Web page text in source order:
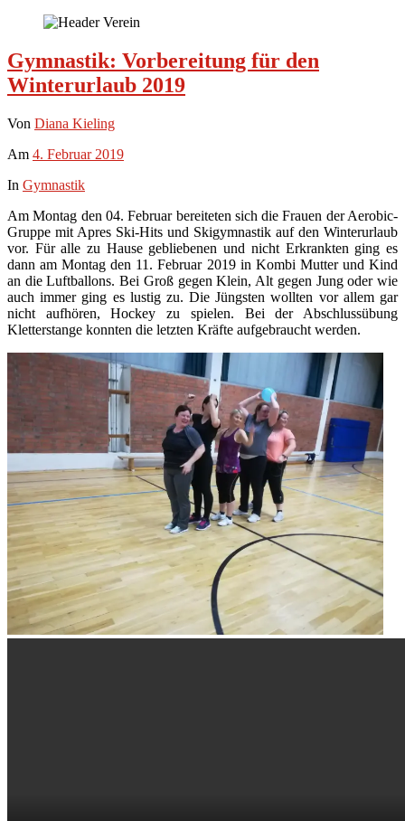
Gymnastik: Vorbereitung für den
Winterurlaub 2019
Von Diana Kieling
Am 4. Februar 2019
In Gymnastik
Am Montag den 04. Februar bereiteten sich die Frauen der Aerobic-
Gruppe mit Apres Ski-Hits und Skigymnastik auf den Winterurlaub
vor. Für alle zu Hause gebliebenen und nicht Erkrankten ging es
dann am Montag den 11. Februar 2019 in Kombi Mutter und Kind
an die Luftballons. Bei Groß gegen Klein, Alt gegen Jung oder wie
auch immer ging es lustig zu. Die Jüngsten wollten vor allem gar
nicht aufhören, Hockey zu spielen. Bei der Abschlussübung
Kletterstange konnten die letzten Kräfte aufgebraucht werden.